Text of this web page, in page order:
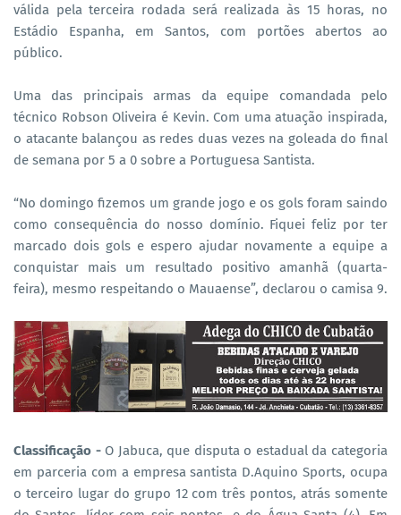
válida pela terceira rodada será realizada às 15 horas, no
Estádio Espanha, em Santos, com portões abertos ao
público.
Uma das principais armas da equipe comandada pelo
técnico Robson Oliveira é Kevin. Com uma atuação inspirada,
o atacante balançou as redes duas vezes na goleada do final
de semana por 5 a 0 sobre a Portuguesa Santista.
“No domingo fizemos um grande jogo e os gols foram saindo
como consequência do nosso domínio. Fiquei feliz por ter
marcado dois gols e espero ajudar novamente a equipe a
conquistar mais um resultado positivo amanhã (quarta-
feira), mesmo respeitando o Mauaense”, declarou o camisa 9.
Classificação - O Jabuca, que disputa o estadual da categoria
em parceria com a empresa santista D.Aquino Sports, ocupa
o terceiro lugar do grupo 12 com três pontos, atrás somente